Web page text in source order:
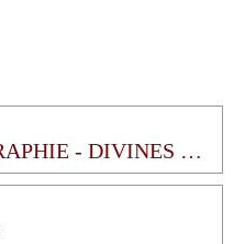
LE MAI DE LA CALLIGRAPHIE - DIVINES ECRITURES